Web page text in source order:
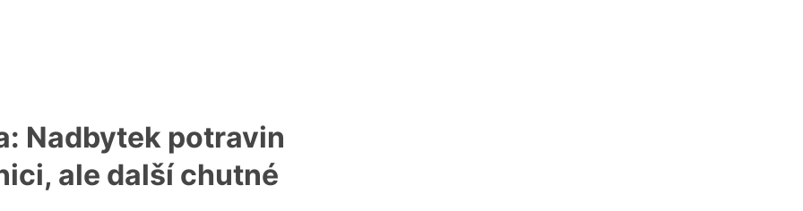
Nadbytek potravin
ale další chutné